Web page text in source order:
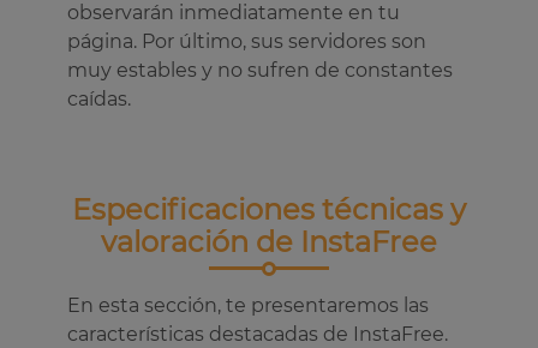
observarán inmediatamente en tu
página. Por último, sus servidores son
muy estables y no sufren de constantes
caídas.
Especificaciones técnicas y
valoración de InstaFree
En esta sección, te presentaremos las
características destacadas de InstaFree.